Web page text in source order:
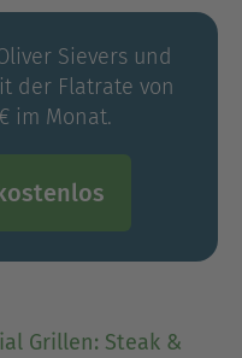
Sievers und
der Flatrate von
im Monat.
Grillen: Steak &